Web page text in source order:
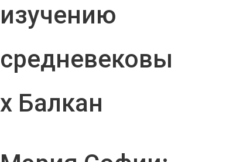
изучению
средневековы
х Балкан